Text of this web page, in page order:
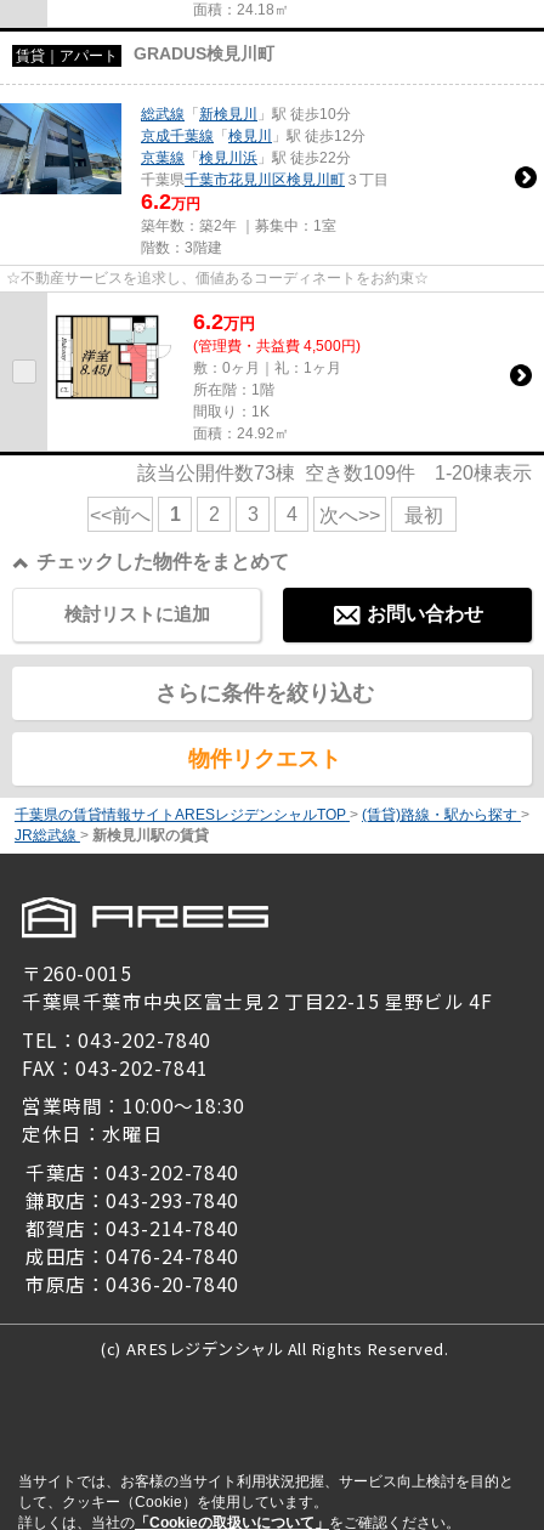
面積：24.18㎡
賃貸｜アパート GRADUS検見川町
総武線 「新検見川
」駅 徒歩10分
京成千葉線 「検見川
」駅 徒歩12分
京葉線 「検見川浜 」駅 徒歩22分
千葉県千葉市花見川区検見川町 ３丁目
6.2万円
築年数：築2年 ｜募集中： 1室
階数：3階建
☆不動産サービスを追求し、価値あるコーディネートをお約束☆
6.2万円
(管理費・共益費 4,500円)
敷：0ヶ月｜礼：1ヶ月
所在階：1階
間取り：1K
面積：24.92㎡
該当公開件数73棟 空き数109件 1-20棟表示
<<前へ 1 2 3 4 次へ>> 最初
チェックした物件をまとめて
お問い合わせ
検討リストに追加
さらに条件を絞り込む
物件リクエスト
千葉県の賃貸情報サイトARESレジデンシャルTOP > (賃貸)路線・駅から探す >
JR総武線 > 新検見川駅の賃貸
〒260-0015
千葉県千葉市中央区富士見２丁目22-15 星野ビル 4F
TEL：043-202-7840
FAX：043-202-7841
営業時間：10:00～18:30
定休日：水曜日
千葉店：043-202-7840
鎌取店：043-293-7840
都賀店：043-214-7840
成田店：0476-24-7840
市原店：0436-20-7840
(c) ARESレジデンシャル All Rights Reserved.
当サイトでは、お客様の当サイト利用状況把握、サービス向上検討を目的と
して、クッキー（Cookie）を使用しています。
詳しくは、当社の 「Cookieの取扱いについて」 をご確認ください。